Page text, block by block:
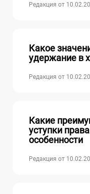
Редакция от
Какое
удержание в
Редакция от
Какие
уступки
особенности
Редакция от